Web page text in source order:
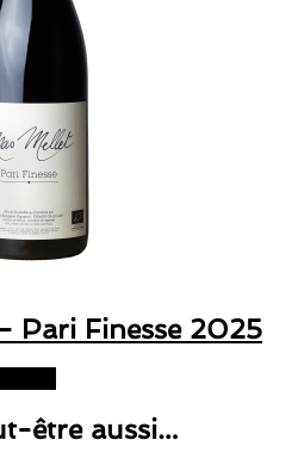
Pari Finesse 2025
être aussi…